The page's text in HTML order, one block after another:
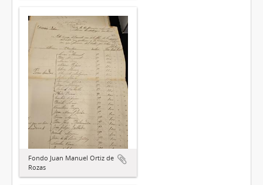
Fondo Juan Manuel Ortiz de
Rozas